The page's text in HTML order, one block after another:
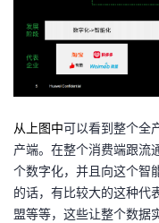
课
程
的
认
我
的
验
我
收
藏
术
支
云
声
议
从上图中可以看到整个全
产端。在整个消费端跟流
个数字化，并且向这个智
的话，有比较大的这种代
盟等等，这些让整个数据